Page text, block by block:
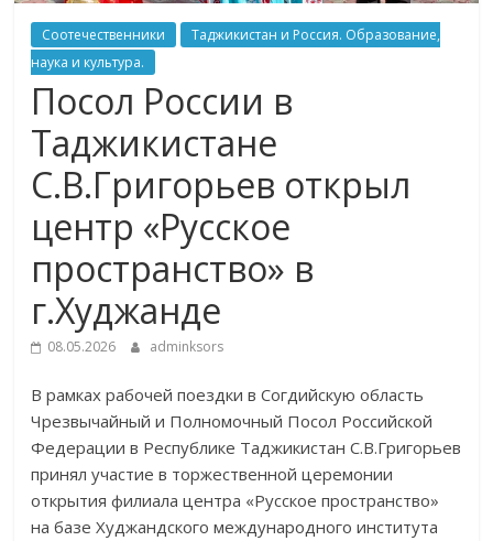
Соотечественники
Таджикистан и Россия. Образование,
наука и культура.
Посол России в
Таджикистане
С.В.Григорьев открыл
центр «Русское
пространство» в
г.Худжанде
08.05.2026 adminksors
В рамках рабочей поездки в Согдийскую область
Чрезвычайный и Полномочный Посол Российской
Федерации в Республике Таджикистан С.В.Григорьев
принял участие в торжественной церемонии
открытия филиала центра «Русское пространство»
на базе Худжандского международного института